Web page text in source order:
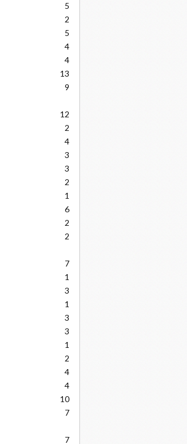
5
2
5
4
4
13
9
12
2
4
3
3
2
1
6
2
2
7
1
3
1
3
3
1
2
4
4
10
7
7